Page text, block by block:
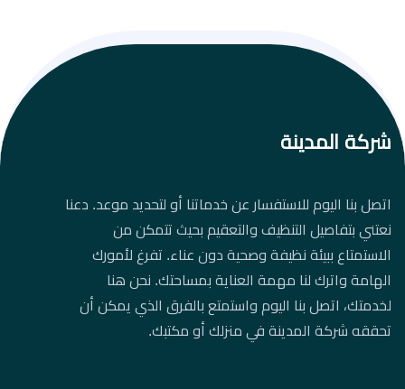
شركة المدينة
اتصل بنا اليوم للاستفسار عن خدماتنا أو لتحديد موعد. دعنا
نعتني بتفاصيل التنظيف والتعقيم بحيث تتمكن من
الاستمتاع ببيئة نظيفة وصحية دون عناء. تفرغ لأمورك
الهامة واترك لنا مهمة العناية بمساحتك. نحن هنا
لخدمتك، اتصل بنا اليوم واستمتع بالفرق الذي يمكن أن
تحققه شركة المدينة في منزلك أو مكتبك.